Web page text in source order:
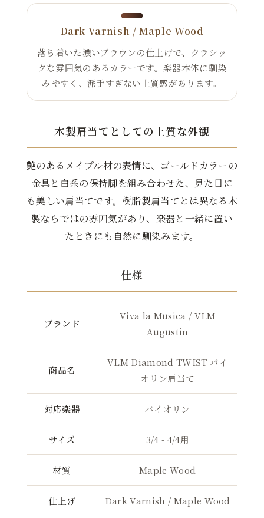
Dark Varnish / Maple Wood
落ち着いた濃いブラウンの仕上げで、クラシッ
クな雰囲気のあるカラーです。楽器本体に馴染
みやすく、派手すぎない上質感があります。
木製肩当てとしての上質な外観
艶のあるメイプル材の表情に、ゴールドカラーの
金具と白系の保持脚を組み合わせた、見た目に
も美しい肩当てです。樹脂製肩当てとは異なる木
製ならではの雰囲気があり、楽器と一緒に置い
たときにも自然に馴染みます。
仕様
ブランド
Viva la Musica / VLM
Augustin
商品名
VLM Diamond TWIST バイ
オリン肩当て
対応楽器 バイオリン
サイズ 3/4 - 4/4用
材質 Maple Wood
仕上げ Dark Varnish / Maple Wood